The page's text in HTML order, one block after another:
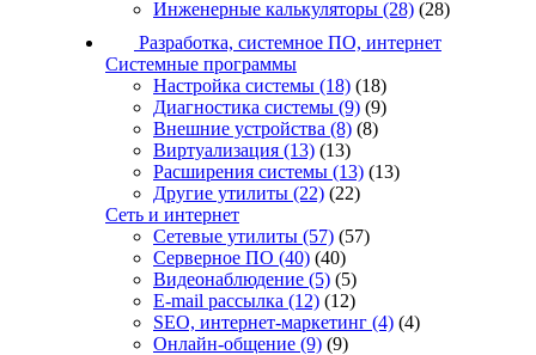
Инженерные калькуляторы (28) (28)
Разработка, системное ПО, интернет
Системные программы
Настройка системы (18) (18)
Диагностика системы (9) (9)
Внешние устройства (8) (8)
Виртуализация (13) (13)
Расширения системы (13) (13)
Другие утилиты (22) (22)
Сеть и интернет
Сетевые утилиты (57) (57)
Серверное ПО (40) (40)
Видеонаблюдение (5) (5)
E-mail рассылка (12) (12)
SEO, интернет-маркетинг (4) (4)
Онлайн-общение (9) (9)